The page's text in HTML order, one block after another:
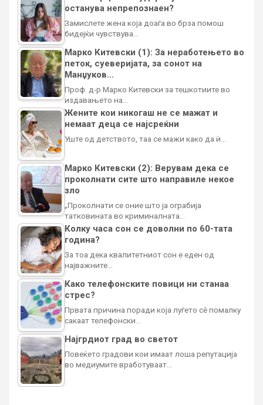
останува непрепознаен?
Замислете жена која доаѓа во брза помош
бидејќи чувствува…
Марко Китевски (1): За неработењето во
петок, суеверијата, за сонот на
Манџуков…
Проф. д-р Марко Китевски за тешкотиите во
издавањето на…
Жените кои никогаш не се мажат и
немаат деца се најсреќни
Уште од детството, таа се мажи како да ѝ…
Марко Китевски (2): Верувам дека се
проколнати сите што направиле некое
зло
„Проколнати се оние што ја ограбија
татковината во криминалната…
Колку часа сон се доволни по 60-тата
година?
За тоа дека квалитетниот сон е еден од
најважните…
Како телефонските повици ни станаа
стрес?
Првата причина поради која луѓето сè помалку
сакаат телефонски…
Најгрдиот град во светот
Повеќето градови кои имаат лоша репутација
во медиумите вработуваат…